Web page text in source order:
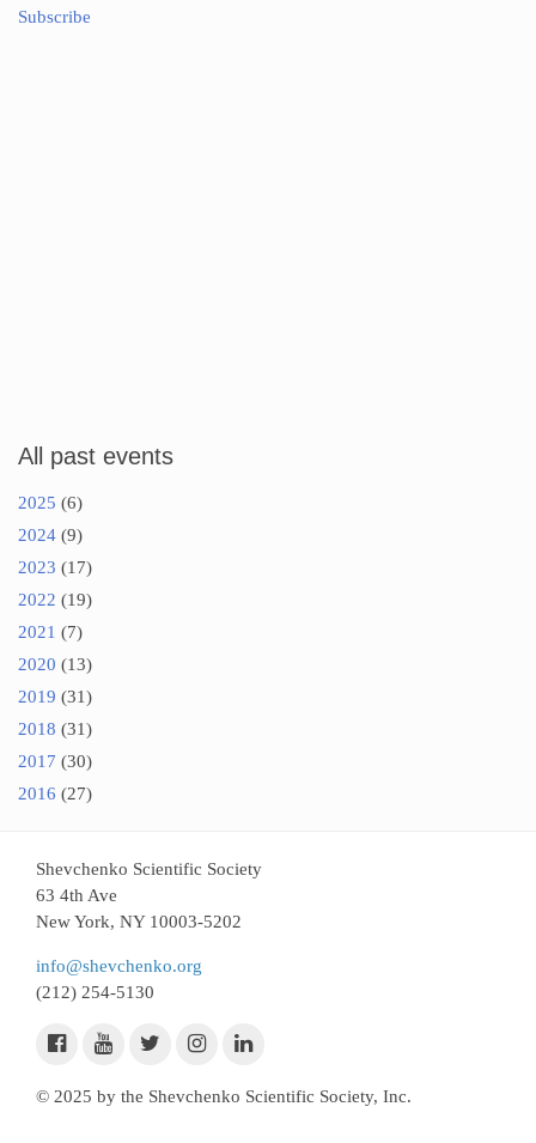
Subscribe
All past events
2025 (6)
2024 (9)
2023 (17)
2022 (19)
2021 (7)
2020 (13)
2019 (31)
2018 (31)
2017 (30)
2016 (27)
Shevchenko Scientific Society
63 4th Ave
New York, NY 10003-5202
info@shevchenko.org
(212) 254-5130
© 2025 by the Shevchenko Scientific Society, Inc.